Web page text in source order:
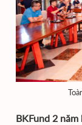
BKFund 2